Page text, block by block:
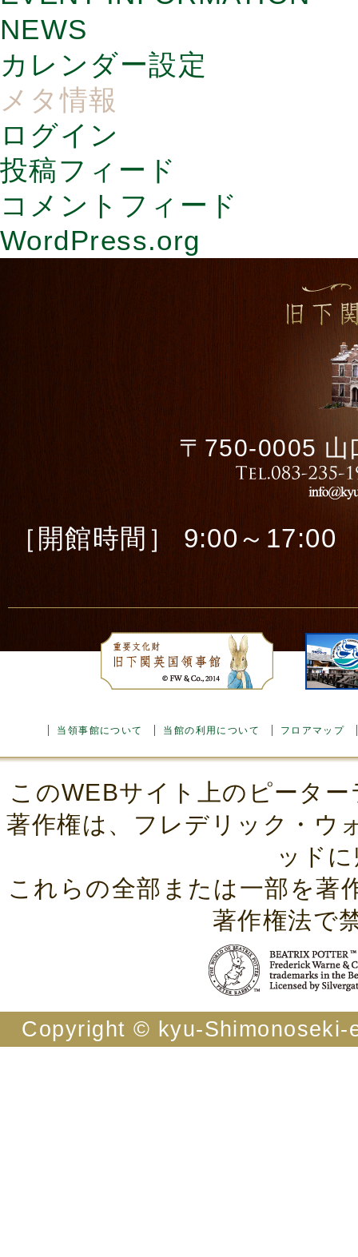
NEWS
カレンダー設定
メタ情報
ログイン
投稿フィード
コメントフィード
WordPress.org
〒750-0005 山
［開館時間］ 9:00～
当領事館について 当館の利用について フロアマップ
このWEBサイト上のピータ
著作権は、フレデリック・ウ
ッド
これらの全部または一部を著
著作権法で
Copyright © kyu-